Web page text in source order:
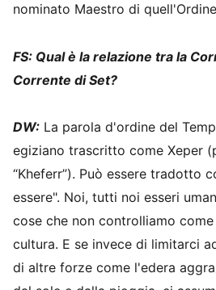
nominato Maestro di
FS: Qual è la relazione tra la
Corrente di Set?
DW: La parola d'ordine del
egiziano trascritto come Xeper
“Kheferr”). Può essere tradotto
essere". Noi, tutti noi esseri
cose che non controlliamo
cultura. E se invece di limitarci
di altre forze come l'edera